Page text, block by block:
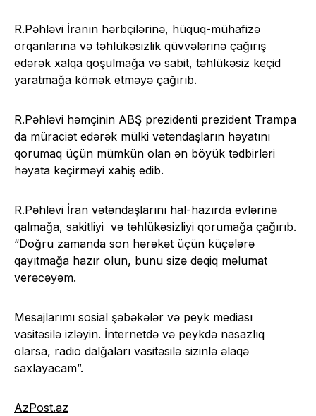
R.Pəhləvi İranın hərbçilərinə, hüquq-mühafizə
orqanlarına və təhlükəsizlik qüvvələrinə çağırış
edərək xalqa qoşulmağa və sabit, təhlükəsiz keçid
yaratmağa kömək etməyə çağırıb.
R.Pəhləvi həmçinin ABŞ prezidenti prezident Trampa
da müraciət edərək mülki vətəndaşların həyatını
qorumaq üçün mümkün olan ən böyük tədbirləri
həyata keçirməyi xahiş edib.
R.Pəhləvi İran vətəndaşlarını hal-hazırda evlərinə
qalmağa, sakitliyi və təhlükəsizliyi qorumağa çağırıb.
“Doğru zamanda son hərəkət üçün küçələrə
qayıtmağa hazır olun, bunu sizə dəqiq məlumat
verəcəyəm.
Mesajlarımı sosial şəbəkələr və peyk mediası
vasitəsilə izləyin. İnternetdə və peykdə nasazlıq
olarsa, radio dalğaları vasitəsilə sizinlə əlaqə
saxlayacam”.
AzPost.az